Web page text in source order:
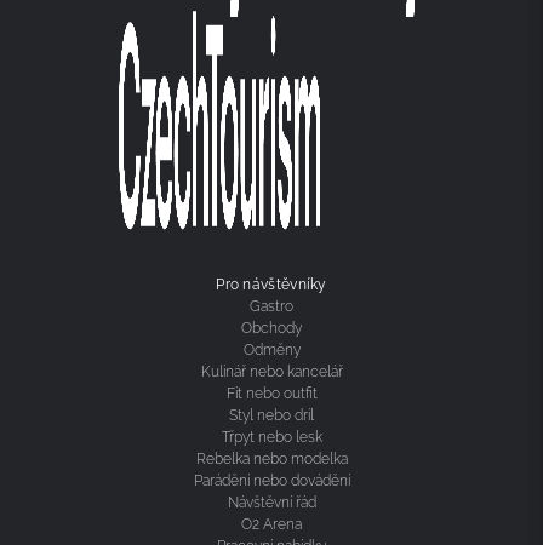
Pro návštěvníky
Gastro
Obchody
Odměny
Kulinář nebo kancelář
Fit nebo outfit
Styl nebo dril
Třpyt nebo lesk
Rebelka nebo modelka
Parádění nebo dovádění
Návštěvní řád
O2 Arena